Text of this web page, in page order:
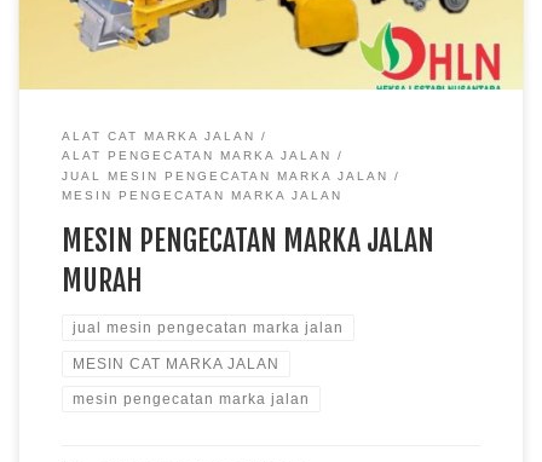
ALAT CAT MARKA JALAN
ALAT PENGECATAN MARKA JALAN
JUAL MESIN PENGECATAN MARKA JALAN
MESIN PENGECATAN MARKA JALAN
MESIN PENGECATAN MARKA JALAN
MURAH
jual mesin pengecatan marka jalan
MESIN CAT MARKA JALAN
mesin pengecatan marka jalan